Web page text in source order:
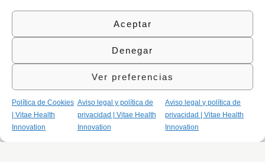
Aceptar
Denegar
Ver preferencias
Política de Cookies
| Vitae Health
Innovation
Aviso legal y política de
privacidad | Vitae Health
Innovation
Aviso legal y política de
privacidad | Vitae Health
Innovation